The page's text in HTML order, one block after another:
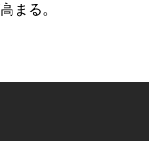
まる。